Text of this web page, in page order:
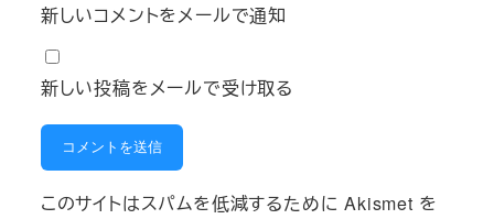
新しいコメントをメールで通知
新しい投稿をメールで受け取る
このサイトはスパムを低減するために Akismet を